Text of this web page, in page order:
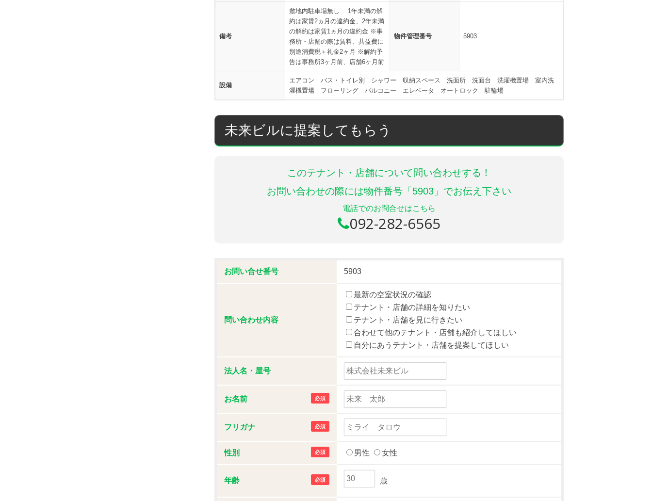
備考
敷地内駐車場無し 1年未満の解
約は家賃2ヵ月の違約金、2年未満
の解約は家賃1ヵ月の違約金 ※事
務所・店舗の際は賃料、共益費に
別途消費税＋礼金2ヶ月 ※解約予
告は事務所3ヶ月前、店舗6ヶ月前
物件管理番号 5903
設備
エアコン バス・トイレ別 シャワー 収納スペース 洗面所 洗面台 洗濯機置場 室内洗
濯機置場 フローリング バルコニー エレベータ オートロック 駐輪場
未来ビルに提案してもらう
このテナント・店舗について問い合わせする！
お問い合わせの際には物件番号「5903」でお伝え下さい
電話でのお問合せはこちら
092-282-6565
お問い合せ番号 5903
問い合わせ内容
最新の空室状況の確認
テナント・店舗の詳細を知りたい
テナント・店舗を見に行きたい
合わせて他のテナント・店舗も紹介してほしい
自分にあうテナント・店舗を提案してほしい
法人名・屋号
お名前 必須
フリガナ 必須
性別 必須 男性 女性
年齢 必須 歳